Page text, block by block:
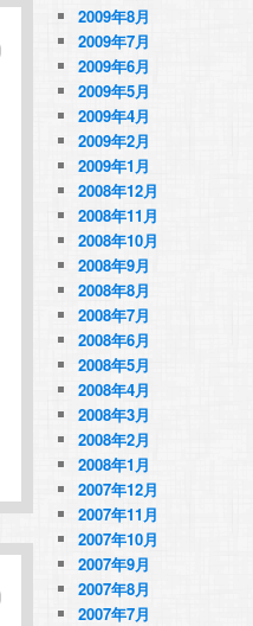
2009年8月
2009年7月
2009年6月
2009年5月
2009年4月
2009年2月
2009年1月
2008年12月
2008年11月
2008年10月
2008年9月
2008年8月
2008年7月
2008年6月
2008年5月
2008年4月
2008年3月
2008年2月
2008年1月
2007年12月
2007年11月
2007年10月
2007年9月
2007年8月
2007年7月